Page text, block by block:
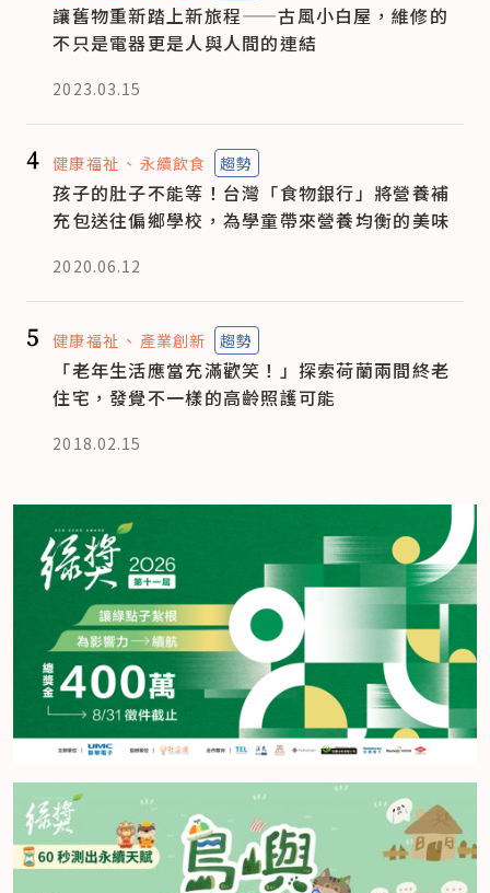
讓舊物重新踏上新旅程——古風小白屋，維修的
不只是電器更是人與人間的連結
2023.03.15
4 健康福祉 永續飲食 趨勢
孩子的肚子不能等！台灣「食物銀行」將營養補
充包送往偏鄉學校，為學童帶來營養均衡的美味
2020.06.12
5 健康福祉 產業創新 趨勢
「老年生活應當充滿歡笑！」探索荷蘭兩間終老
住宅，發覺不一樣的高齡照護可能
2018.02.15